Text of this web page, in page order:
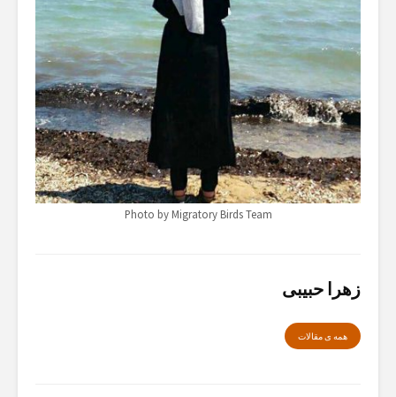
Photo by Migratory Birds Team
زهرا حبیبی
همە ی مقالات